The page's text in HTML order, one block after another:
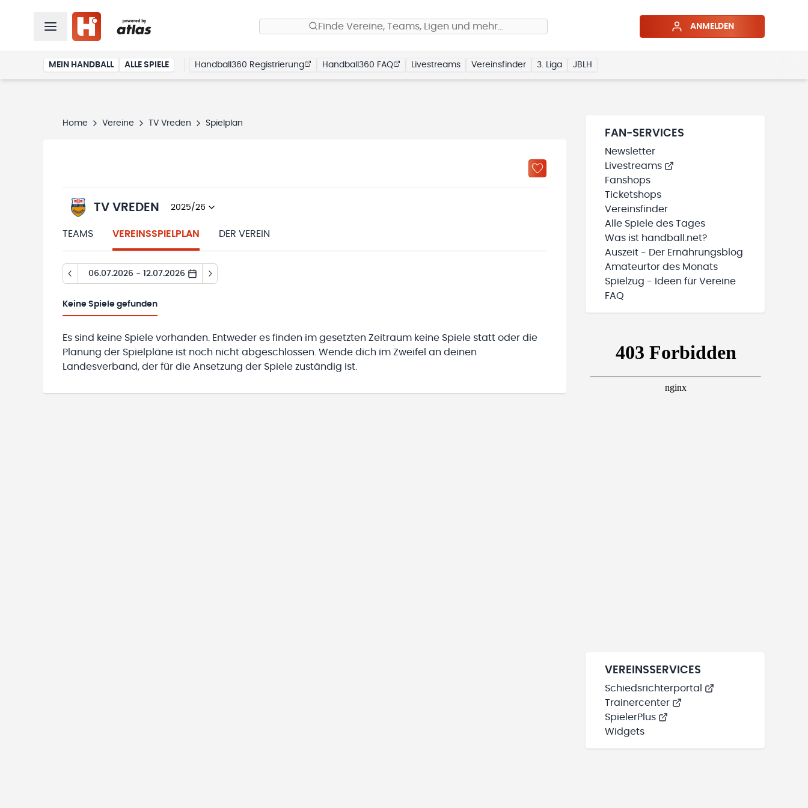
Finde Vereine, Teams, Ligen und mehr… ANMELDEN
MEIN HANDBALL ALLE SPIELE Handball360 Registrierung Handball360 FAQ Livestreams Vereinsfinder 3. Liga JBLH
Home Vereine TV Vreden Spielplan
TV VREDEN 2025/26
TEAMS VEREINSSPIELPLAN DER VEREIN
06.07.2026 - 12.07.2026
Keine Spiele gefunden
Es sind keine Spiele vorhanden. Entweder es finden im gesetzten Zeitraum keine Spiele statt oder die
Planung der Spielpläne ist noch nicht abgeschlossen. Wende dich im Zweifel an deinen
Landesverband, der für die Ansetzung der Spiele zuständig ist.
FAN-SERVICES
Newsletter
Livestreams
Fanshops
Ticketshops
Vereinsfinder
Alle Spiele des Tages
Was ist handball.net?
Auszeit - Der Ernährungsblog
Amateurtor des Monats
Spielzug - Ideen für Vereine
FAQ
VEREINSSERVICES
Schiedsrichterportal
Trainercenter
SpielerPlus
Widgets